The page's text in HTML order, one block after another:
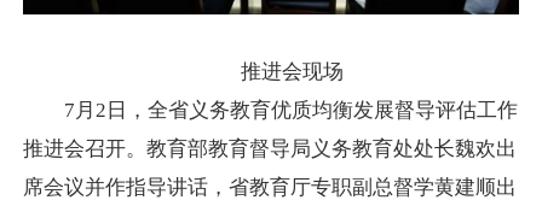
推进会现场
7月2日，全省义务教育优质均衡发展督导评估工作
推进会召开。教育部教育督导局义务教育处处长魏欢出
席会议并作指导讲话，省教育厅专职副总督学黄建顺出